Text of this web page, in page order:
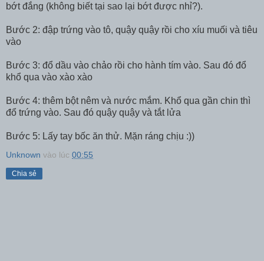
bớt đắng (không biết tại sao lại bớt được nhỉ?).
Bước 2: đập trứng vào tô, quậy quậy rồi cho xíu muối và tiêu
vào
Bước 3: đổ dầu vào chảo rồi cho hành tím vào. Sau đó đổ
khổ qua vào xào xào
Bước 4: thêm bột nêm và nước mắm. Khổ qua gần chin thì
đổ trứng vào. Sau đó quậy quậy và tắt lửa
Bước 5: Lấy tay bốc ăn thử. Mặn ráng chịu :))
Unknown vào lúc 00:55
Chia sẻ